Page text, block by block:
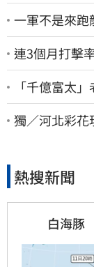
一軍不是來
連3個月打擊
「千億富太
愛 笑回：我
獨／河北彩
熱搜新聞
白海豚